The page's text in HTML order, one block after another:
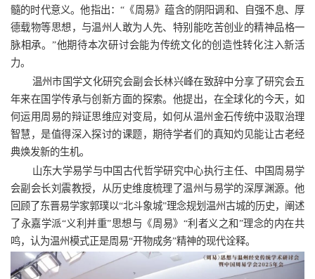
髓的时代意义。他指出：“《周易》蕴含的阴阳调和、自强不息、厚
德载物等思想，与温州人敢为人先、特别能吃苦创业的精神品格一
脉相承。”他期待本次研讨会能为传统文化的创造性转化注入新活
力。
温州市国学文化研究会副会长林兴峰在致辞中分享了研究会五
年来在国学传承与创新方面的探索。他提出，在全球化的今天，如
何运用周易的辩证思维应对变局，如何从温州金石传统中汲取治理
智慧，是值得深入探讨的课题，期待学者们的真知灼见能让古老经
典焕发新的生机。
山东大学易学与中国古代哲学研究中心执行主任、中国周易学
会副会长刘震教授，从历史维度梳理了温州与易学的深厚渊源。他
回顾了东晋易学家郭璞以“北斗象城”理念规划温州古城的历史，阐述
了永嘉学派“义利并重”思想与《周易》“利者义之和”理念的内在共
鸣，认为温州模式正是周易“开物成务”精神的现代诠释。